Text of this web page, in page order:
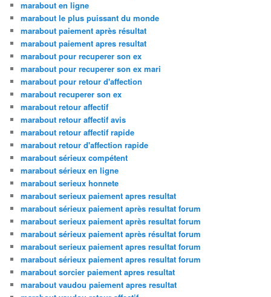
marabout en ligne
marabout le plus puissant du monde
marabout paiement après résultat
marabout paiement apres resultat
marabout pour recuperer son ex
marabout pour recuperer son ex mari
marabout pour retour d'affection
marabout recuperer son ex
marabout retour affectif
marabout retour affectif avis
marabout retour affectif rapide
marabout retour d'affection rapide
marabout sérieux compétent
marabout sérieux en ligne
marabout serieux honnete
marabout serieux paiement apres resultat
marabout sérieux paiement après resultat forum
marabout serieux paiement après resultat forum
marabout sérieux paiement après résultat forum
marabout serieux paiement apres resultat forum
marabout sérieux paiement apres resultat forum
marabout sorcier paiement apres resultat
marabout vaudou paiement apres resultat